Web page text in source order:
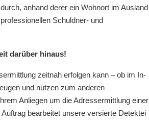
anhand derer ein Wohnort im Ausland
Schuldner- und
darüber hinaus!
zeitnah erfolgen kann – ob im In-
und nutzen zum anderen
Anliegen um die Adressermittlung einer
bearbeitet unsere versierte Detektei